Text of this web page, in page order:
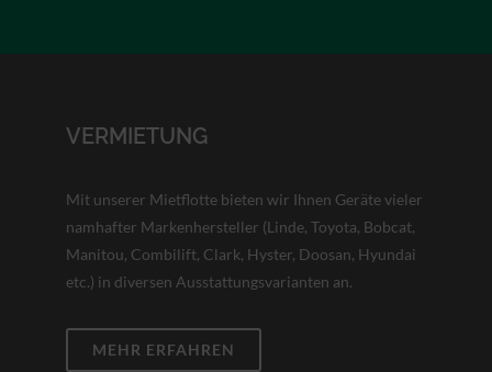
VERMIETUNG
Mit unserer Mietflotte bieten wir Ihnen Geräte vieler
namhafter Markenhersteller (Linde, Toyota, Bobcat,
Manitou, Combilift, Clark, Hyster, Doosan, Hyundai
etc.) in diversen Ausstattungsvarianten an.
MEHR ERFAHREN